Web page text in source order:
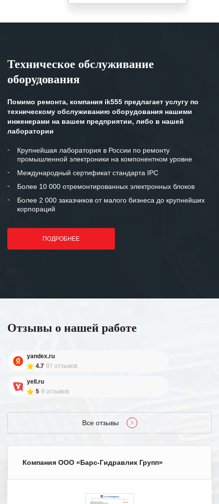
Техническое обслуживание
оборудования
Помимо ремонта, компания ik555 предлагает услугу по
техническому обслуживанию оборудования нашими
инженерами на вашем предприятии, либо в нашей
лаборатории
Крупнейшая лаборатория в России по ремонту
промышленной электроники на компонентном уровне
Международный сертификат стандарта IPC
Более 10 000 отремонтированных электронных блоков
Более 2 000 заказчиков от малого бизнеса до крупнейших
корпораций
ПОДРОБНЕЕ
Отзывы о нашей работе
yandex.ru
4.7 97 отзывов
yell.ru
5 9 отзывов
Все отзывы
Компания ООО «Барс-Гидравлик Групп»